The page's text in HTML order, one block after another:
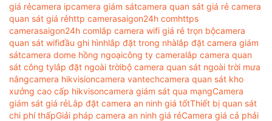
giá rẻcamera ipcamera giám sátcamera quan sát giá rẻ camera
quan sát giá rẻhttp camerasaigon24h comhttps
camerasaigon24h comlắp camera wifi giá rẻ trọn bộcamera
quan sát wifiđầu ghi hìnhlắp đặt trong nhàlắp đặt camera giám
sátcamera dome hồng ngoạicông ty cameralắp camera quan
sát công tylắp đặt ngoài trờibộ camera quan sát ngoài trời mưa
nắngcamera hikvisioncamera vantechcamera quan sát kho
xưởng cao cấp hikvisoncamera giám sát qua mạngCamera
giám sát giá rẻLắp đặt camera an ninh giá tốtThiết bị quan sát
chi phí thấpGiải pháp camera an ninh giá rẻCamera giá cả phải